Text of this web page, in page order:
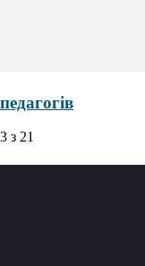
з 21